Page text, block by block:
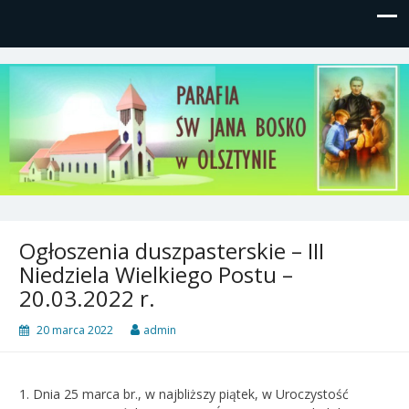
Parafia św, Jana Bosko w
Olsztynie
Gutkowo, ul. Żółkiewskiego 1
Ogłoszenia duszpasterskie – III
Niedziela Wielkiego Postu –
20.03.2022 r.
20 marca 2022 admin
1. Dnia 25 marca br., w najbliższy piątek, w Uroczystość